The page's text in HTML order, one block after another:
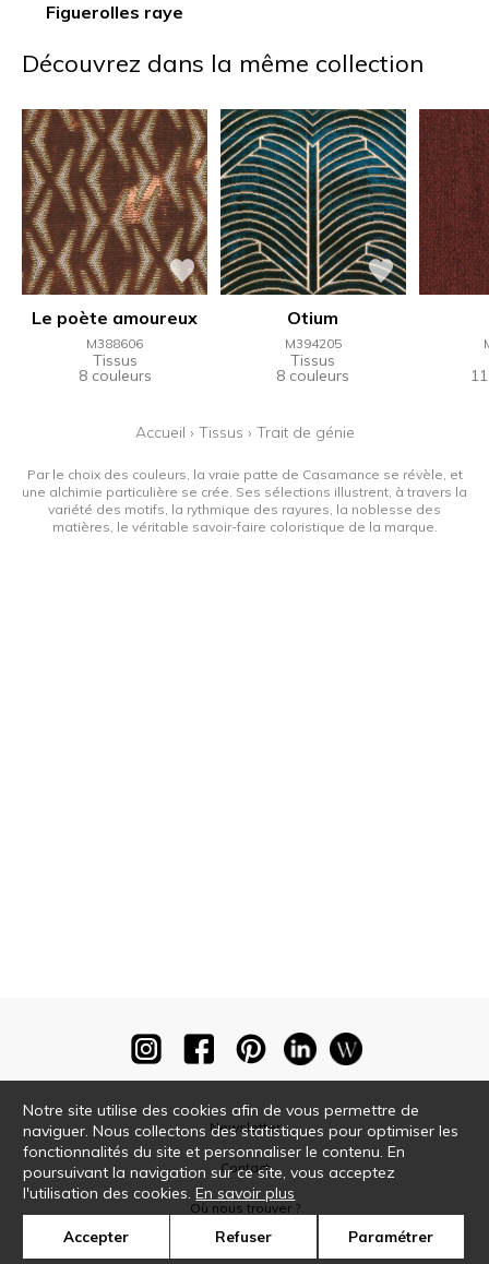
Figuerolles raye
Découvrez dans la même collection
Le poète amoureux
M388606
Tissus
8 couleurs
Otium
M394205
Tissus
8 couleurs
Accueil › Tissus › Trait de génie
Par le choix des couleurs, la vraie patte de Casamance se révèle, et
une alchimie particulière se crée. Ses sélections illustrent, à travers la
variété des motifs, la rythmique des rayures, la noblesse des
matières, le véritable savoir-faire coloristique de la marque.
Newsletter
Contact
Où nous trouver ?
Notre site utilise des cookies afin de vous permettre de
naviguer. Nous collectons des statistiques pour optimiser les
fonctionnalités du site et personnaliser le contenu. En
poursuivant la navigation sur ce site, vous acceptez
l'utilisation des cookies.En savoir plus
Accepter Refuser Paramétrer